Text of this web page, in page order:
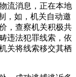
流消息，正在本地
，如，机关自动邀
，查察机关积极共
违法犯罪线索，依
关将线索移交其栖